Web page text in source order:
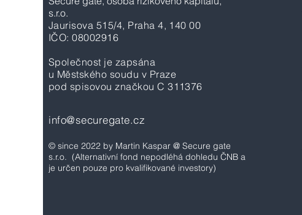
s.r.o.
Jaurisova 515/4, Praha 4, 140 00
IČO: 08002916
Společnost je zapsána
u Městského soudu v Praze
pod spisovou značkou C 311376
info@securegate.cz
© since 2022 by Martin Kaspar @ Secure gate
s.r.o. (Alternativní fond nepodléhá dohledu ČNB a
je určen pouze pro kvalifikované investory)